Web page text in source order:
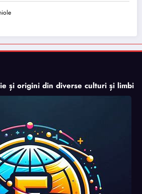
și origini din diverse culturi și limbi